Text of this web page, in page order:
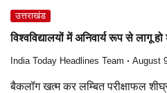
उत्तराखंड
विश्वविद्यालयों में अनिवार्य रूप से लागू
India Today Headlines Team August
बैकलॉग खत्म कर लम्बित परीक्षाफल